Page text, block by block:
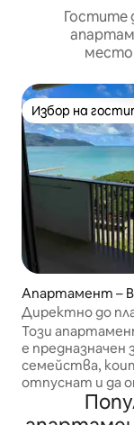
Гостите
Избор на
Избор на
Апартамент –
ghi
Директно до
към морето~ @
Този
е предназначен
семейства,
отпуснат и да
плажа) * * Моля, прочетете